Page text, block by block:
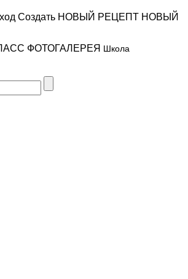
Создать НОВЫЙ РЕЦЕПТ НОВЫЙ
ФОТОГАЛЕРЕЯ Школа